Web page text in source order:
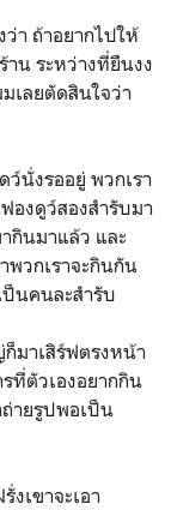
า ถ้าอยากไปให้
าน ระหว่างที่ยืนงง
เลยตัดสินใจว่า
นั่งรออยู่ พวกเรา
องดูว์สองสำรับมา
กินมาแล้ว และ
พวกเราจะกินกัน
นคนละสำรับ
มาเสิร์ฟตรงหน้า
ที่ตัวเองอยากกิน
ายรูปพอเป็น
เขาจะเอา